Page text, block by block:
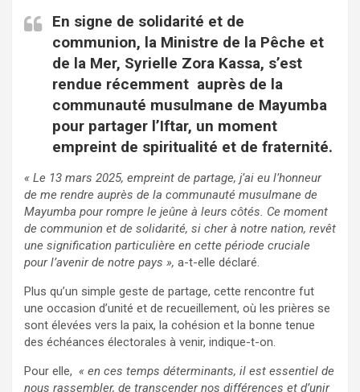
En signe de solidarité et de
communion, la Ministre de la Pêche et
de la Mer, Syrielle Zora Kassa, s’est
rendue récemment auprès de la
communauté musulmane de Mayumba
pour partager l’Iftar, un moment
empreint de spiritualité et de fraternité.
« Le 13 mars 2025, empreint de partage, j’ai eu l’honneur
de me rendre auprès de la communauté musulmane de
Mayumba pour rompre le jeûne à leurs côtés. Ce moment
de communion et de solidarité, si cher à notre nation, revêt
une signification particulière en cette période cruciale
pour l’avenir de notre pays », a-t-elle déclaré.
Plus qu’un simple geste de partage, cette rencontre fut
une occasion d’unité et de recueillement, où les prières se
sont élevées vers la paix, la cohésion et la bonne tenue
des échéances électorales à venir, indique-t-on.
Pour elle, « en ces temps déterminants, il est essentiel de
nous rassembler, de transcender nos différences et d’unir